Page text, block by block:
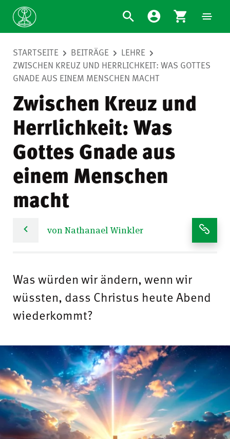
STARTSEITE BEITRÄGE
LEHRE
ZWISCHEN KREUZ UND HERRLICHKEIT: WAS GOTTES
GNADE AUS EINEM MENSCHEN MACHT
Zwischen Kreuz und
Herrlichkeit: Was
Gottes Gnade aus
einem Menschen
macht
von Nathanael Winkler
Was würden wir ändern, wenn wir
wüssten, dass Christus heute Abend
wiederkommt?